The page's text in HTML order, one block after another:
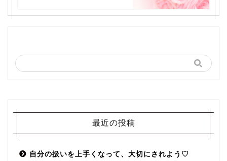
最近の投稿
自分の扱いを上手くなって、大切にされよう♡